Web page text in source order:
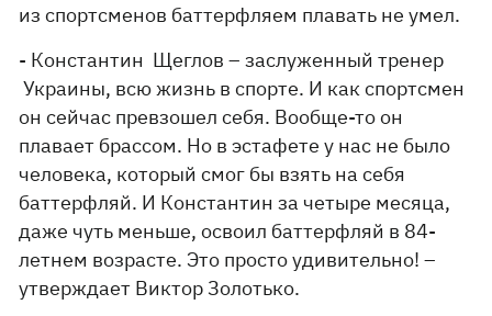
из спортсменов баттерфляем плавать не умел.
- Константин Щеглов – заслуженный тренер
Украины, всю жизнь в спорте. И как спортсмен
он сейчас превзошел себя. Вообще-то он
плавает брассом. Но в эстафете у нас не было
человека, который смог бы взять на себя
баттерфляй. И Константин за четыре месяца,
даже чуть меньше, освоил баттерфляй в 84-
летнем возрасте. Это просто удивительно! –
утверждает Виктор Золотько.